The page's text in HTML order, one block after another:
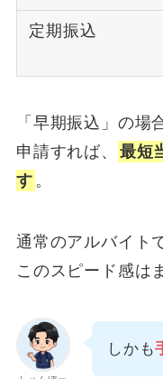
定期振込
「早期振込」の場
申請すれば、
最短
す 。
通常のアルバイト
このスピード感は
しかも